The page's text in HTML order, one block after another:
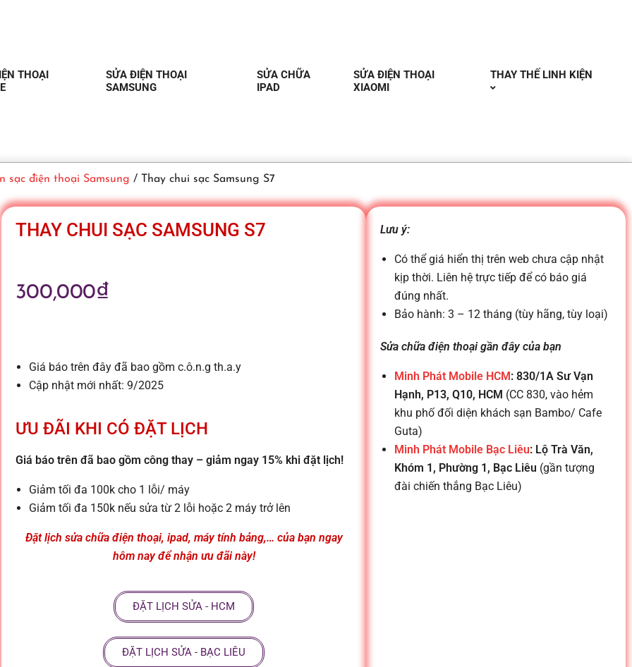
THOẠI
SỬA ĐIỆN THOẠI
SAMSUNG
SỬA CHỮA
IPAD
SỬA ĐIỆN THOẠI
XIAOMI
THAY THẾ LINH KIỆN
sạc điện thoại Samsung / Thay chui sạc Samsung S7
THAY CHUI SẠC SAMSUNG S7
300,000₫
Giá báo trên đây đã bao gồm c.ô.n.g th.a.y
Cập nhật mới nhất: 9/2025
ƯU ĐÃI KHI CÓ ĐẶT LỊCH
Giá báo trên đã bao gồm công thay – giảm ngay 15% khi đặt lịch!
Giảm tối đa 100k cho 1 lỗi/ máy
Giảm tối đa 150k nếu sửa từ 2 lỗi hoặc 2 máy trở lên
Đặt lịch sửa chữa điện thoại, ipad, máy tính bảng,… của bạn ngay
hôm nay để nhận ưu đãi này!
ĐẶT LỊCH SỬA - HCM
ĐẶT LỊCH SỬA - BẠC LIÊU
Lưu ý:
Có thể giá hiển thị trên web chưa cập nhật
kịp thời. Liên hệ trực tiếp để có báo giá
đúng nhất.
Bảo hành: 3 – 12 tháng (tùy hãng, tùy loại)
Sửa chữa điện thoại gần đây của bạn
Minh Phát Mobile HCM: 830/1A Sư Vạn
Hạnh, P13, Q10, HCM (CC 830, vào hẻm
khu phố đối diện khách sạn Bambo/ Cafe
Guta)
Minh Phát Mobile Bạc Liêu: Lộ Trà Văn,
Khóm 1, Phường 1, Bạc Liêu (gần tượng
đài chiến thắng Bạc Liêu)